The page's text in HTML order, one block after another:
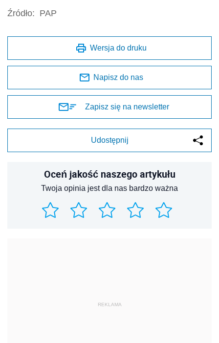
Źródło: PAP
Wersja do druku
Napisz do nas
Zapisz się na newsletter
Udostępnij
Oceń jakość naszego artykułu
Twoja opinia jest dla nas bardzo ważna
REKLAMA